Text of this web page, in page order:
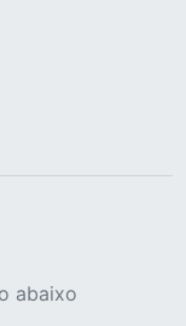
abaixo